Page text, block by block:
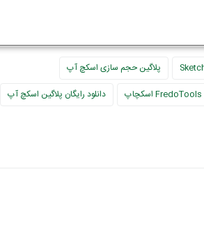
پلاگین حجم سازی اسکچ آپ
دانلود رایگان پلاگین اسکچ آپ